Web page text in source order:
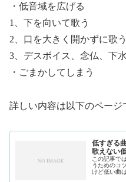
・低音域を広げる
1、下を向いて歌う
2、口を大きく開かずに歌う
3、デスボイス、念仏、下
・ごまかしてしまう
詳しい内容は以下のページ
低すぎる
歌えない
この記事で
うためのコ
けど低い曲